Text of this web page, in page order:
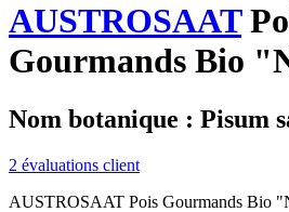
AUSTROSAAT
Gourmands Bio
Nom botanique : Pisum
2 évaluations client
AUSTROSAAT Pois Gourmands Bio